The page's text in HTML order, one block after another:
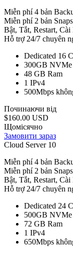
Miễn phí 4 bản
Miễn phí 2 bản
Bật, Tắt, Restart,
Hỗ trợ 24/7 chuyên
Dedicated 16
300GB NVMe
48 GB Ram
1 IPv4
500Mbps
Починаючи від
$160.00 USD
Щомісячно
Замовити зараз
Cloud Server 10
Miễn phí 4 bản
Miễn phí 2 bản
Bật, Tắt, Restart,
Hỗ trợ 24/7 chuyên
Dedicated 24
500GB NVMe
72 GB Ram
1 IPv4
650Mbps